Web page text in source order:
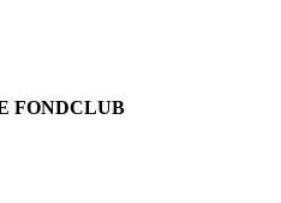
FONDCLUB